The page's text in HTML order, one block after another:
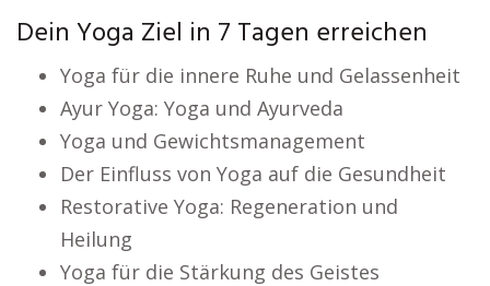
Dein Yoga Ziel in 7 Tagen erreichen
Yoga für die innere Ruhe und Gelassenheit
Ayur Yoga: Yoga und Ayurveda
Yoga und Gewichtsmanagement
Der Einfluss von Yoga auf die Gesundheit
Restorative Yoga: Regeneration und
Heilung
Yoga für die Stärkung des Geistes